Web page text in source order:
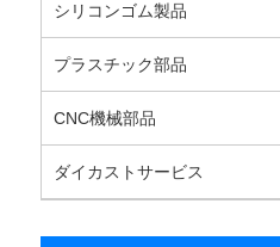
シリコンゴム製品
プラスチック部品
CNC機械部品
ダイカストサービス